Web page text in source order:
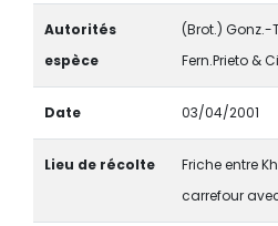
Autorités
espèce
(Brot.) Gonz.-
Fern.Prieto & Ci
Date 03/04/2001
Lieu de récolte
Friche entre
carrefour